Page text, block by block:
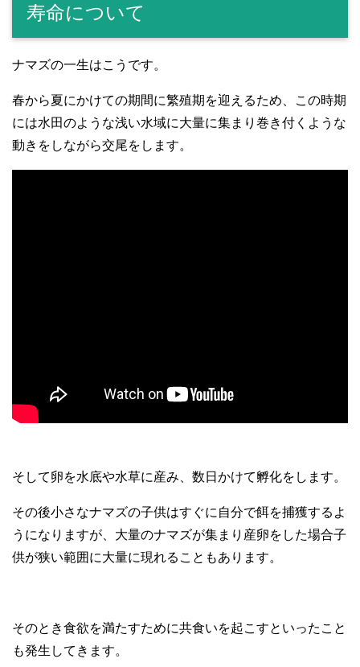
寿命について
ナマズの一生はこうです。
春から夏にかけての期間に繁殖期を迎えるため、この時期
には水田のような浅い水域に大量に集まり巻き付くような
動きをしながら交尾をします。
そして卵を水底や水草に産み、数日かけて孵化をします。
その後小さなナマズの子供はすぐに自分で餌を捕獲するよ
うになりますが、大量のナマズが集まり産卵をした場合子
供が狭い範囲に大量に現れることもあります。
そのとき食欲を満たすために共食いを起こすといったこと
も発生してきます。